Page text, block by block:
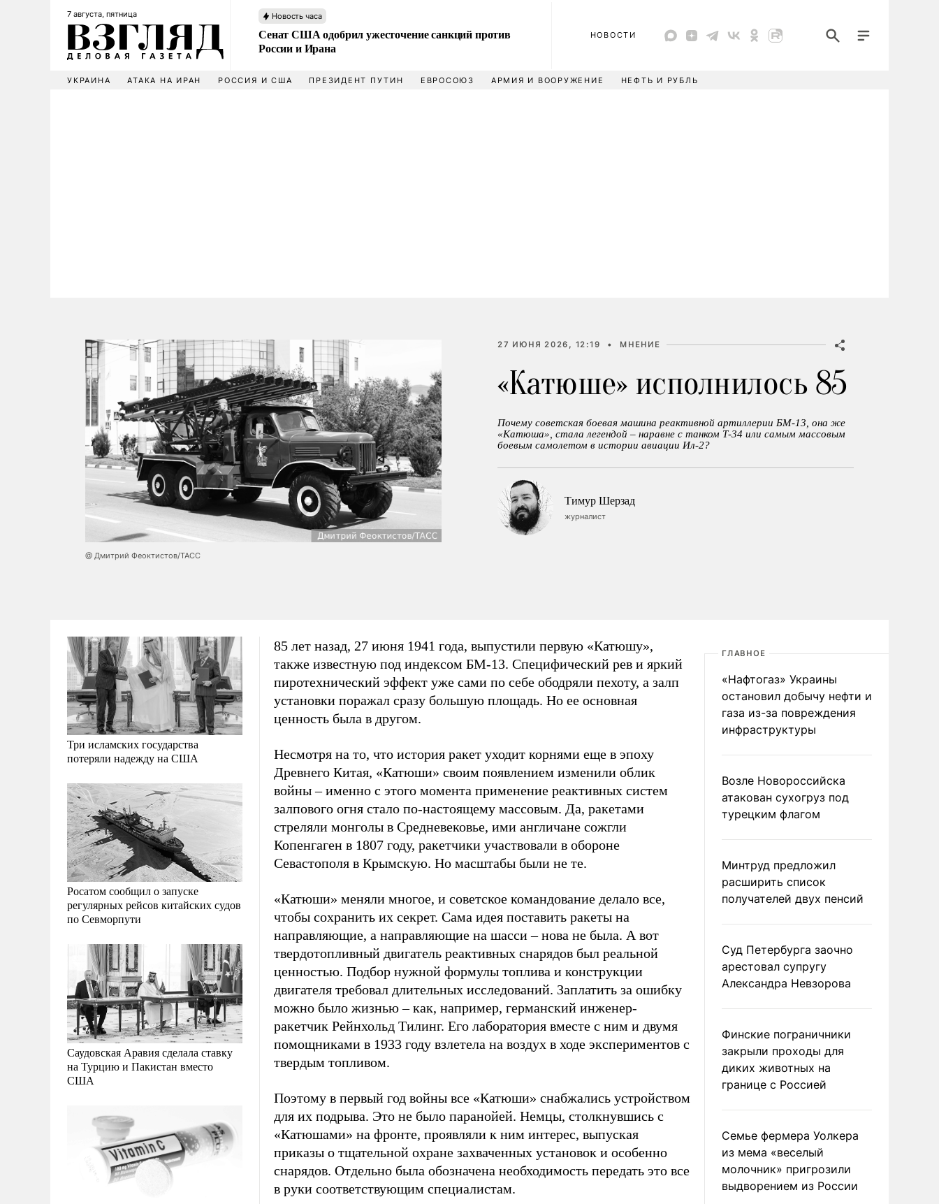
7 августа, пятница Новость часа
Сенат США одобрил ужесточение санкций против
России и Ирана
НОВОСТИ
УКРАИНА АТАКА НА ИРАН РОССИЯ И США ПРЕЗИДЕНТ ПУТИН ЕВРОСОЮЗ АРМИЯ И ВООРУЖЕНИЕ НЕФТЬ И РУБЛЬ
@ Дмитрий Феоктистов/ТАСС
27 ИЮНЯ 2026, 12:19 • МНЕНИЕ
«Катюше» исполнилось 85
Почему советская боевая машина реактивной артиллерии БМ-13, она же
«Катюша», стала легендой – наравне с танком Т-34 или самым массовым
боевым самолетом в истории авиации Ил-2?
Тимур Шерзад
журналист
Три исламских государства
потеряли надежду на США
Росатом сообщил о запуске
регулярных рейсов китайских судов
по Севморпути
Саудовская Аравия сделала ставку
на Турцию и Пакистан вместо
США
85 лет назад, 27 июня 1941 года, выпустили первую «Катюшу»,
также известную под индексом БМ-13. Специфический рев и яркий
пиротехнический эффект уже сами по себе ободряли пехоту, а залп
установки поражал сразу большую площадь. Но ее основная
ценность была в другом.
Несмотря на то, что история ракет уходит корнями еще в эпоху
Древнего Китая, «Катюши» своим появлением изменили облик
войны – именно с этого момента применение реактивных систем
залпового огня стало по-настоящему массовым. Да, ракетами
стреляли монголы в Средневековье, ими англичане сожгли
Копенгаген в 1807 году, ракетчики участвовали в обороне
Севастополя в Крымскую. Но масштабы были не те.
«Катюши» меняли многое, и советское командование делало все,
чтобы сохранить их секрет. Сама идея поставить ракеты на
направляющие, а направляющие на шасси – нова не была. А вот
твердотопливный двигатель реактивных снарядов был реальной
ценностью. Подбор нужной формулы топлива и конструкции
двигателя требовал длительных исследований. Заплатить за ошибку
можно было жизнью – как, например, германский инженер-
ракетчик Рейнхольд Тилинг. Его лаборатория вместе с ним и двумя
помощниками в 1933 году взлетела на воздух в ходе экспериментов с
твердым топливом.
Поэтому в первый год войны все «Катюши» снабжались устройством
для их подрыва. Это не было паранойей. Немцы, столкнувшись с
«Катюшами» на фронте, проявляли к ним интерес, выпуская
приказы о тщательной охране захваченных установок и особенно
снарядов. Отдельно была обозначена необходимость передать это все
в руки соответствующим специалистам.
ГЛАВНОЕ
«Нафтогаз» Украины
остановил добычу нефти и
газа из-за повреждения
инфраструктуры
Возле Новороссийска
атакован сухогруз под
турецким флагом
Минтруд предложил
расширить список
получателей двух пенсий
Суд Петербурга заочно
арестовал супругу
Александра Невзорова
Финские пограничники
закрыли проходы для
диких животных на
границе с Россией
Семье фермера Уолкера
из мема «веселый
молочник» пригрозили
выдворением из России